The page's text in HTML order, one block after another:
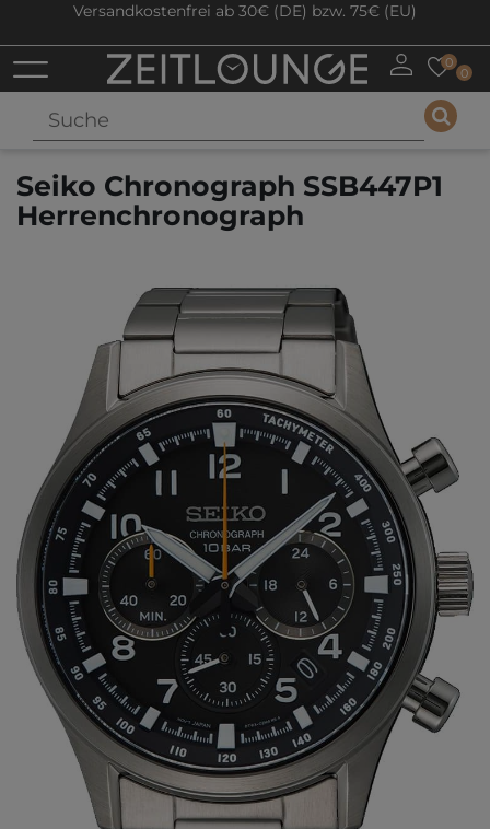
Versandkostenfrei ab 30€ (DE) bzw. 75€ (EU)
0
0
Seiko Chronograph SSB447P1
Herrenchronograph